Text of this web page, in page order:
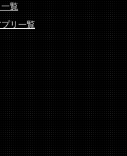
覧
リ一覧